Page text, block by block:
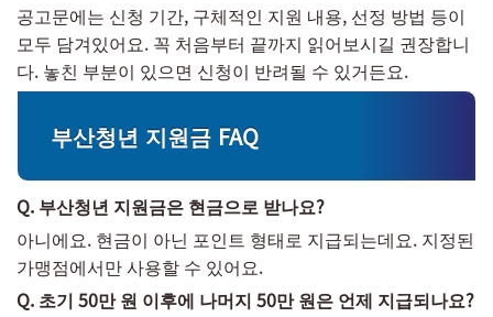
공고문에는 신청 기간, 구체적인 지원 내용, 선정 방법 등이
모두 담겨있어요. 꼭 처음부터 끝까지 읽어보시길 권장합니
다. 놓친 부분이 있으면 신청이 반려될 수 있거든요.
부산청년 지원금 FAQ
Q. 부산청년 지원금은 현금으로 받나요?
아니에요. 현금이 아닌 포인트 형태로 지급되는데요. 지정된
가맹점에서만 사용할 수 있어요.
Q. 초기 50만 원 이후에 나머지 50만 원은 언제 지급되나요?